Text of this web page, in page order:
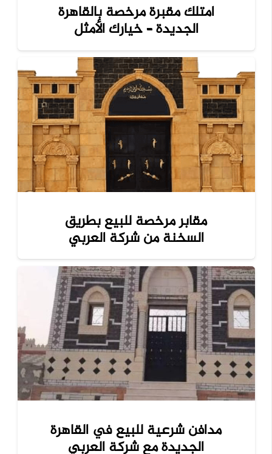
امتلك مقبرة مرخصة بالقاهرة
الجديدة – خيارك الأمثل
مقابر مرخصة للبيع بطريق
السخنة من شركة العربي
مدافن شرعية للبيع في القاهرة
الجديدة مع شركة العربي